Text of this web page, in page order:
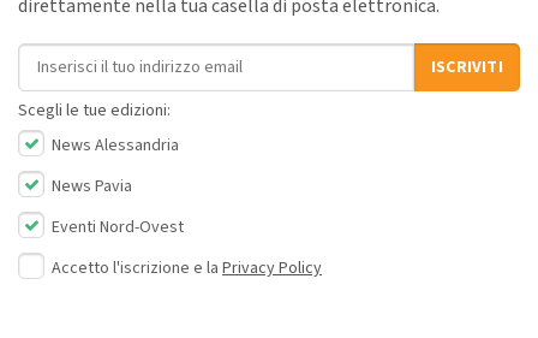
direttamente nella tua casella di posta elettronica.
Indirizzo email
ISCRIVITI
Scegli le tue edizioni:
News Alessandria
News Pavia
Eventi Nord-Ovest
Accetto l'iscrizione e la Privacy Policy